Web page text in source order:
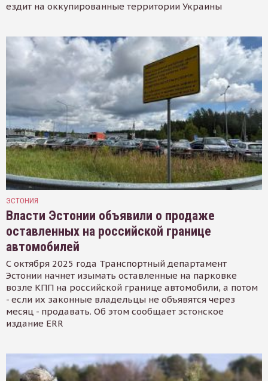
ездит на оккупированные территории Украины
ЭСТОНИЯ
Власти Эстонии объявили о продаже
оставленных на российской границе
автомобилей
С октября 2025 года Транспортный департамент
Эстонии начнет изымать оставленные на парковке
возле КПП на российской границе автомобили, а потом
- если их законные владельцы не объявятся через
месяц - продавать. Об этом сообщает эстонское
издание ERR